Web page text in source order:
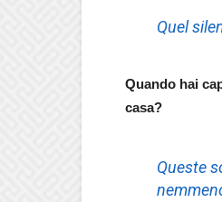
Quel
Quando hai
casa?
Queste